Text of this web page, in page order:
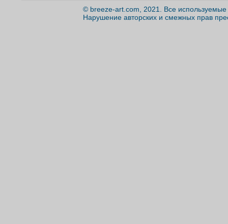
© breeze-art.com, 2021. Все
Нарушение авторских и смежных прав